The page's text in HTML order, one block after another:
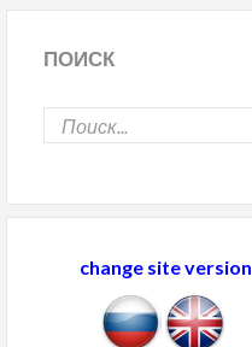
ПОИСК
change site version